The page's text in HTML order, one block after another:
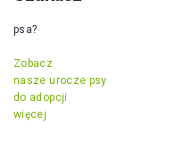
psa?
Zobacz
nasze urocze psy
do adopcji
więcej